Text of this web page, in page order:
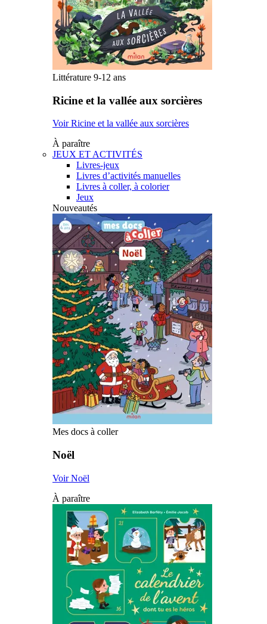
Littérature 9-12 ans
Ricine et la vallée aux sorcières
Voir Ricine et la vallée aux sorcières
À paraître
JEUX ET ACTIVITÉS
Livres-jeux
Livres d’activités manuelles
Livres à coller, à colorier
Jeux
Nouveautés
Mes docs à coller
Noël
Voir Noël
À paraître